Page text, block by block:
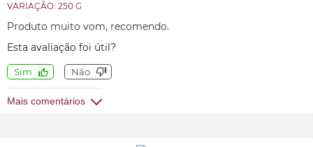
VARIAÇÃO: 250 G
Produto muito vom, recomendo.
Esta avaliação foi útil?
Sim Não
Mais comentários